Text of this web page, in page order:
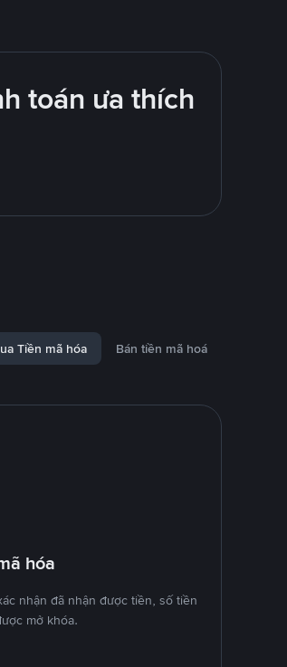
toán ưa thích
Tiền mã hóa Bán tiền mã hoá
hóa
nhận đã nhận được tiền, số tiền
mở khóa.